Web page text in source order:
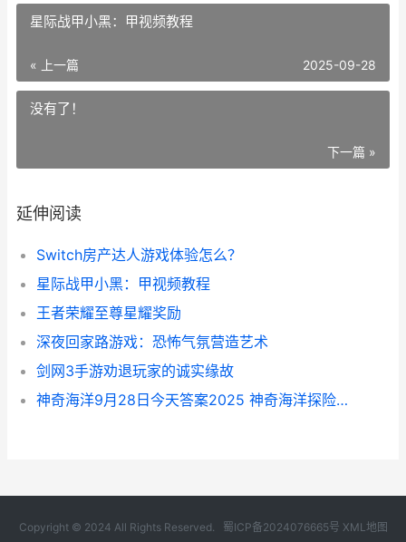
星际战甲小黑：甲视频教程
« 上一篇 2025-09-28
没有了！
下一篇 »
延伸阅读
Switch房产达人游戏体验怎么？
星际战甲小黑：甲视频教程
王者荣耀至尊星耀奖励
深夜回家路游戏：恐怖气氛营造艺术
剑网3手游劝退玩家的诚实缘故
神奇海洋9月28日今天答案2025 神奇海洋探险之旅
Copyright © 2024 All Rights Reserved. 蜀ICP备2024076665号 XML地图